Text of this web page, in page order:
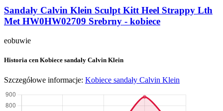
Sandały Calvin Klein Sculpt Kitt Heel Strappy Lth
Met HW0HW02709 Srebrny - kobiece
eobuwie
Historia cen Kobiece sandały Calvin Klein
Szczegółowe informacje: Kobiece sandały Calvin Klein